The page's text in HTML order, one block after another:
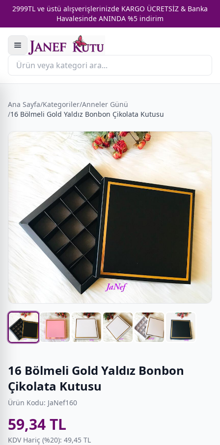
2999TL ve üstü alışverişlerinizde KARGO ÜCRETSİZ & Banka
Havalesinde ANINDA %5 indirim
Ana Sayfa/Kategoriler/Anneler Günü
/16 Bölmeli Gold Yaldız Bonbon Çikolata Kutusu
16 Bölmeli Gold Yaldız Bonbon
Çikolata Kutusu
Ürün Kodu: JaNef160
59,34 TL
KDV Hariç (%20): 49,45 TL